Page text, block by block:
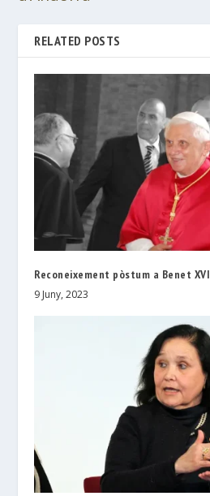
RELATED POSTS
Reconeixement pòstum a Benet XVI
9 Juny, 2023